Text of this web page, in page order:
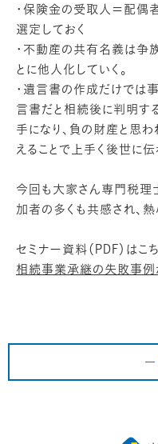
・保険金の受取人＝配偶
選定しておく
・不動産の共有名義は争
とに他人化していく。
・遺言書の作成だけでは
言書だと相続後に判明す
手になり、負の財産と思
えることで上手く後世に伝
今回も大家さん専門税理
加者の多くも共感され、
セミナー資料（PDF）はこ
相続事業承継の失敗事例